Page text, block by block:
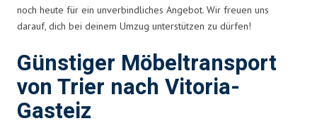
noch heute für ein unverbindliches Angebot. Wir freuen uns
darauf, dich bei deinem Umzug unterstützen zu dürfen!
Günstiger Möbeltransport
von Trier nach Vitoria-
Gasteiz